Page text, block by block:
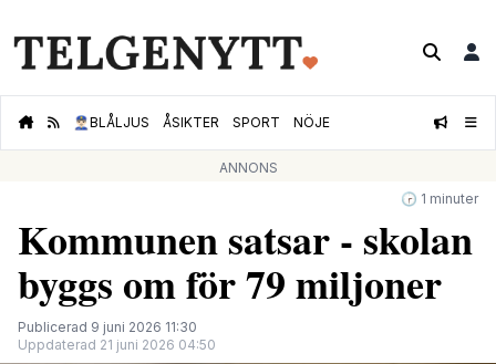
👮🏻‍♂️BLÅLJUS ÅSIKTER SPORT NÖJE
ANNONS
🕝 1 minuter
Kommunen satsar - skolan
byggs om för 79 miljoner
Publicerad 9 juni 2026 11:30
Uppdaterad 21 juni 2026 04:50